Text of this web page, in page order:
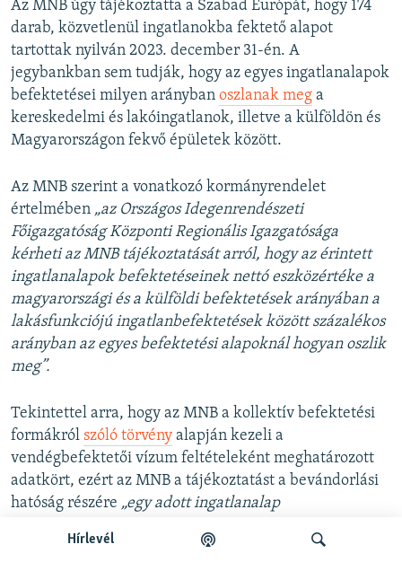
Hírlevél
Az MNB úgy tájékoztatta a Szabad Európát, hogy 174
darab, közvetlenül ingatlanokba fektető alapot
tartottak nyilván 2023. december 31-én. A
jegybankban sem tudják, hogy az egyes ingatlanalapok
befektetései milyen arányban oszlanak meg a
kereskedelmi és lakóingatlanok, illetve a külföldön és
Magyarországon fekvő épületek között.
Az MNB szerint a vonatkozó kormányrendelet
értelmében „az Országos Idegenrendészeti
Főigazgatóság Központi Regionális Igazgatósága
kérheti az MNB tájékoztatását arról, hogy az érintett
ingatlanalapok befektetéseinek nettó eszközértéke a
magyarországi és a külföldi befektetések arányában a
lakásfunkciójú ingatlanbefektetések között százalékos
arányban az egyes befektetési alapoknál hogyan oszlik
meg”.
Tekintettel arra, hogy az MNB a kollektív befektetési
formákról szóló törvény alapján kezeli a
vendégbefektetői vízum feltételeként meghatározott
adatkört, ezért az MNB a tájékoztatást a bevándorlási
hatóság részére „egy adott ingatlanalap
felügyeleti adatszolgáltatása alapján adja meg”.